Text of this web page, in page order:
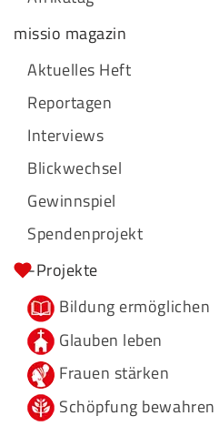
missio magazin
Aktuelles Heft
Reportagen
Interviews
Blickwechsel
Gewinnspiel
Spendenprojekt
-Projekte
Bildung ermöglichen
Glauben leben
Frauen stärken
Schöpfung bewahren